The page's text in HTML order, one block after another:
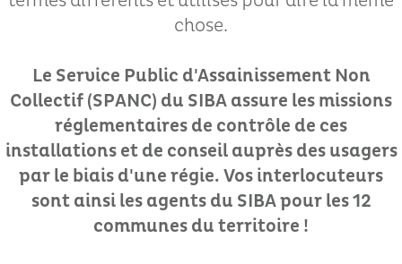
chose.
Le Service Public d'Assainissement Non
Collectif (SPANC) du SIBA assure les missions
réglementaires de contrôle de ces
installations et de conseil auprès des usagers
par le biais d'une régie. Vos interlocuteurs
sont ainsi les agents du SIBA pour les 12
communes du territoire !